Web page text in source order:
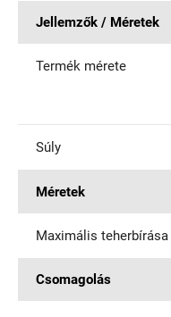
Jellemzők / Méretek
Termék mérete
Súly
Méretek
Maximális teherbírása
Csomagolás